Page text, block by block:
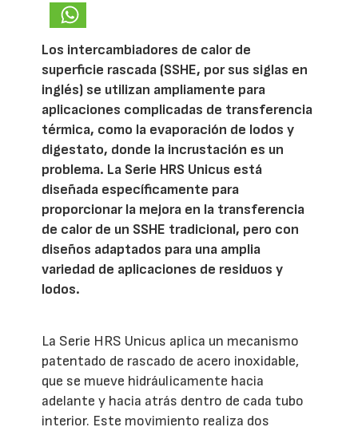
Los intercambiadores de calor de
superficie rascada (SSHE, por sus siglas en
inglés) se utilizan ampliamente para
aplicaciones complicadas de transferencia
térmica, como la evaporación de lodos y
digestato, donde la incrustación es un
problema. La Serie HRS Unicus está
diseñada específicamente para
proporcionar la mejora en la transferencia
de calor de un SSHE tradicional, pero con
diseños adaptados para una amplia
variedad de aplicaciones de residuos y
lodos.
La Serie HRS Unicus aplica un mecanismo
patentado de rascado de acero inoxidable,
que se mueve hidráulicamente hacia
adelante y hacia atrás dentro de cada tubo
interior. Este movimiento realiza dos